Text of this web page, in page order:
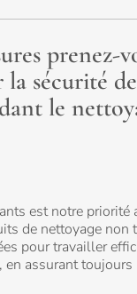
prenez-
la sécurité
le
est notre priorité
de nettoyage non
pour travailler
en assurant